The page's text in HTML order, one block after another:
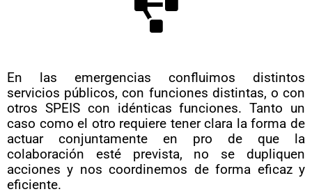
En las emergencias confluimos distintos
servicios públicos, con funciones distintas, o con
otros SPEIS con idénticas funciones. Tanto un
caso como el otro requiere tener clara la forma de
actuar conjuntamente en pro de que la
colaboración esté prevista, no se dupliquen
acciones y nos coordinemos de forma eficaz y
eficiente.